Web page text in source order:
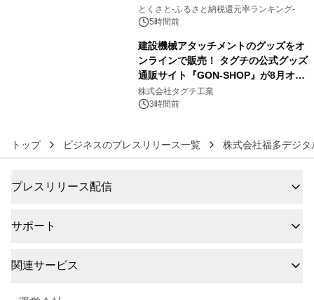
とくさと-ふるさと納税還元率ランキング-
5時間前
建設機械アタッチメントのグッズをオ
ンラインで販売！ タグチの公式グッズ
通販サイト『GON-SHOP』が8月オー
プン
株式会社タグチ工業
3時間前
トップ ビジネスのプレスリリース一覧 株式会社福多デジタ
プレスリリース配信
サポート
関連サービス